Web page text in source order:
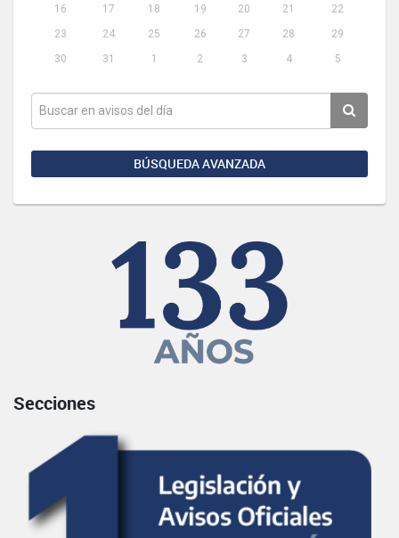
16
17 18 19 20 21
22
23
24 25 26 27 28
29
30
31 1 2 3 4 5
BÚSQUEDA AVANZADA
Secciones